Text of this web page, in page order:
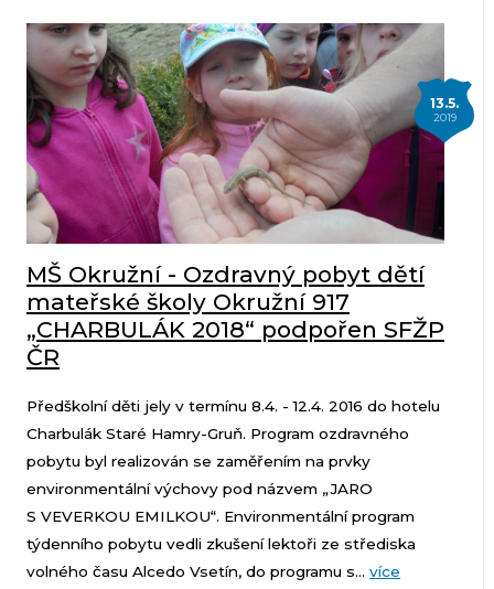
13.5.
2019
MŠ Okružní - Ozdravný pobyt dětí
mateřské školy Okružní 917
„CHARBULÁK 2018“ podpořen SFŽP
ČR
Předškolní děti jely v termínu 8.4. - 12.4. 2016 do hotelu
Charbulák Staré Hamry-Gruň. Program ozdravného
pobytu byl realizován se zaměřením na prvky
environmentální výchovy pod názvem „JARO
S VEVERKOU EMILKOU“. Environmentální program
týdenního pobytu vedli zkušení lektoři ze střediska
volného času Alcedo Vsetín, do programu s... více